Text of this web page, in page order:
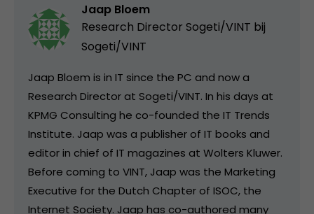
Jaap Bloem
Research Director Sogeti/VINT bij
Sogeti/VINT
Jaap Bloem is in IT since the PC and now a
Research Director at Sogeti/VINT. In his days at
KPMG Consulting he co-founded the IT Trends
Institute. Jaap was a publisher of IT books and
editor in chief of IT magazines at Wolters Kluwer.
Before coming to VINT, Jaap was the Marketing
Executive for the Dutch Chapter of ISOC, the
Internet Society. Jaap has co-authored many